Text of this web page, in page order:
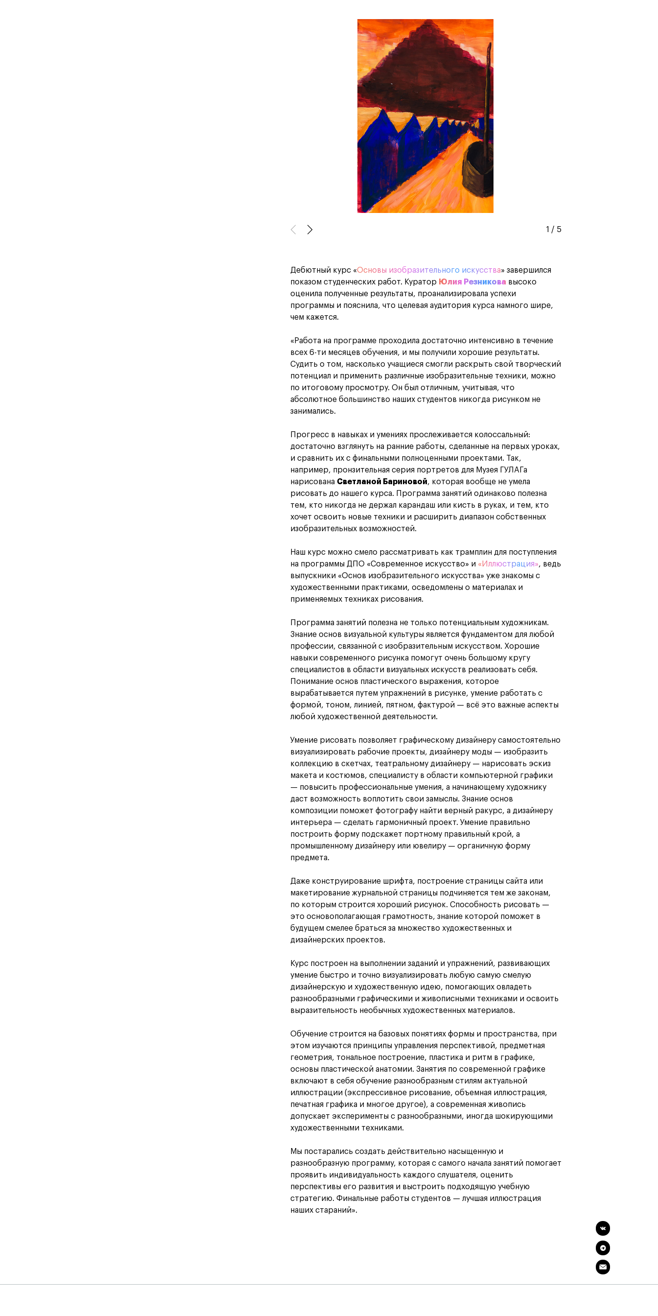
Карта профессий
1 / 5
Дебютный курс «Основы изобразительного искусства» завершился
показом студенческих работ. Куратор Юлия Резникова высоко
оценила полученные результаты, проанализировала успехи
программы и пояснила, что целевая аудитория курса намного шире,
чем кажется.
«Работа на программе проходила достаточно интенсивно в течение
всех 6-ти месяцев обучения, и мы получили хорошие результаты.
Судить о том, насколько учащиеся смогли раскрыть свой творческий
потенциал и применить различные изобразительные техники, можно
по итоговому просмотру. Он был отличным, учитывая, что
абсолютное большинство наших студентов никогда рисунком не
занимались.
Прогресс в навыках и умениях прослеживается колоссальный:
достаточно взглянуть на ранние работы, сделанные на первых уроках,
и сравнить их с финальными полноценными проектами. Так,
например, пронзительная серия портретов для Музея ГУЛАГа
нарисована Светланой Бариновой, которая вообще не умела
рисовать до нашего курса. Программа занятий одинаково полезна
тем, кто никогда не держал карандаш или кисть в руках, и тем, кто
хочет освоить новые техники и расширить диапазон собственных
изобразительных возможностей.
Наш курс можно смело рассматривать как трамплин для поступления
на программы ДПО «Современное искусство» и «Иллюстрация», ведь
выпускники «Основ изобразительного искусства» уже знакомы с
художественными практиками, осведомлены о материалах и
применяемых техниках рисования.
Программа занятий полезна не только потенциальным художникам.
Знание основ визуальной культуры является фундаментом для любой
профессии, связанной с изобразительным искусством. Хорошие
навыки современного рисунка помогут очень большому кругу
специалистов в области визуальных искусств реализовать себя.
Понимание основ пластического выражения, которое
вырабатывается путем упражнений в рисунке, умение работать с
формой, тоном, линией, пятном, фактурой — всё это важные аспекты
любой художественной деятельности.
Умение рисовать позволяет графическому дизайнеру самостоятельно
визуализировать рабочие проекты, дизайнеру моды — изобразить
коллекцию в скетчах, театральному дизайнеру — нарисовать эскиз
макета и костюмов, специалисту в области компьютерной графики
— повысить профессиональные умения, а начинающему художнику
даст возможность воплотить свои замыслы. Знание основ
композиции поможет фотографу найти верный ракурс, а дизайнеру
интерьера — сделать гармоничный проект. Умение правильно
построить форму подскажет портному правильный крой, а
промышленному дизайнеру или ювелиру — органичную форму
предмета.
Даже конструирование шрифта, построение страницы сайта или
макетирование журнальной страницы подчиняется тем же законам,
по которым строится хороший рисунок. Способность рисовать —
это основополагающая грамотность, знание которой поможет в
будущем смелее браться за множество художественных и
дизайнерских проектов.
Курс построен на выполнении заданий и упражнений, развивающих
умение быстро и точно визуализировать любую самую смелую
дизайнерскую и художественную идею, помогающих овладеть
разнообразными графическими и живописными техниками и освоить
выразительность необычных художественных материалов.
Обучение строится на базовых понятиях формы и пространства, при
этом изучаются принципы управления перспективой, предметная
геометрия, тональное построение, пластика и ритм в графике,
основы пластической анатомии. Занятия по современной графике
включают в себя обучение разнообразным стилям актуальной
иллюстрации (экспрессивное рисование, объемная иллюстрация,
печатная графика и многое другое), а современная живопись
допускает эксперименты с разнообразными, иногда шокирующими
художественными техниками.
Мы постарались создать действительно насыщенную и
разнообразную программу, которая с самого начала занятий помогает
проявить индивидуальность каждого слушателя, оценить
перспективы его развития и выстроить подходящую учебную
стратегию. Финальные работы студентов — лучшая иллюстрация
наших стараний».